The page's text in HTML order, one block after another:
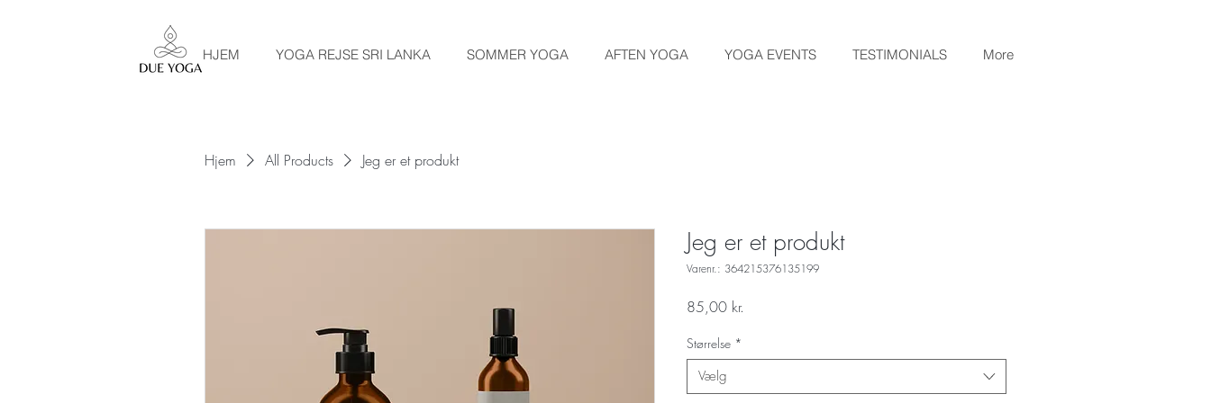
HJEM YOGA REJSE SRI LANKA SOMMER YOGA AFTEN YOGA YOGA EVENTS TESTIMONIALS More
Hjem All Products Jeg er et produkt
Jeg er et produkt
Varenr.: 364215376135199
85,00 kr.
Størrelse *
Vælg